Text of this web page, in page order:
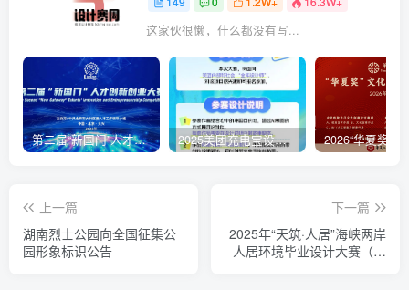
这家伙很懒，什么都没有写...
第二届“新国门”人才创新创业大赛项目征集公告 2025美团充电宝设计大赛
上一篇
湖南烈士公园向全国征集公
园形象标识公告
下一篇
2025年“天筑·人居”海峡两岸
人居环境毕业设计大赛（截